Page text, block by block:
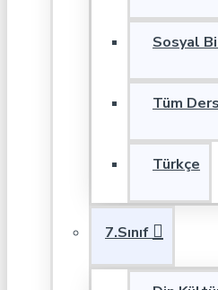
Sosyal
Tüm
Türkçe
7.Sınıf